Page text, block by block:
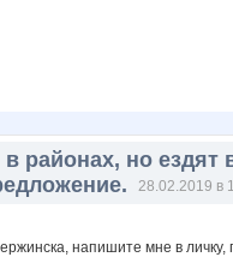
районах, но ездят
28.02.2019 в